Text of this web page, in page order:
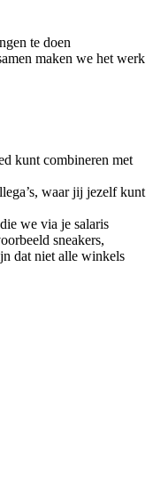
te doen
maken we het werk
kunt combineren met
waar jij jezelf kunt
we via je salaris
sneakers,
dat niet alle winkels